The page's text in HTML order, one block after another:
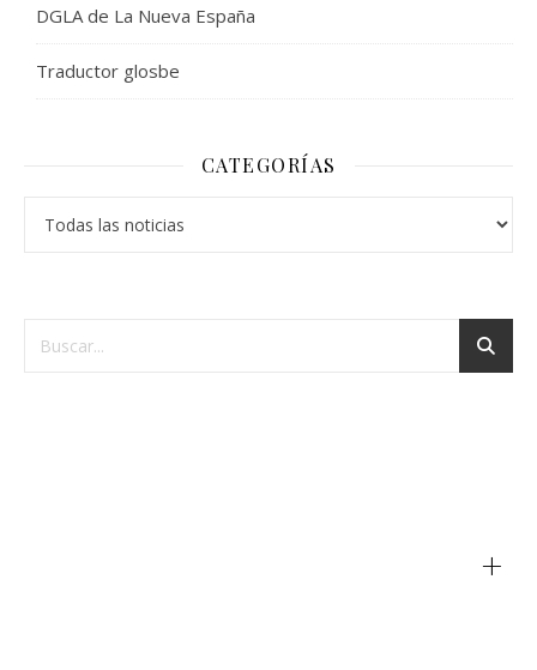
DGLA de La Nueva España
Traductor glosbe
CATEGORÍAS
+